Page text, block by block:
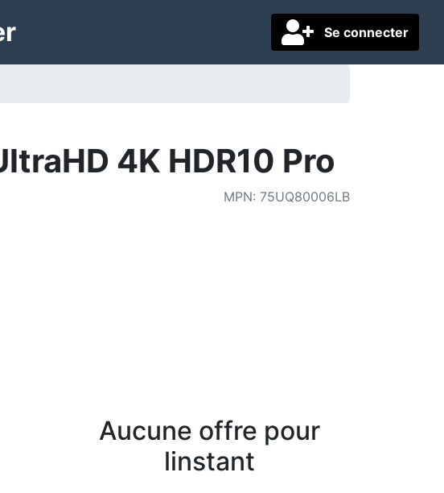
Se connecter
4K HDR10 Pro
MPN: 75UQ80006LB
Aucune offre pour
linstant